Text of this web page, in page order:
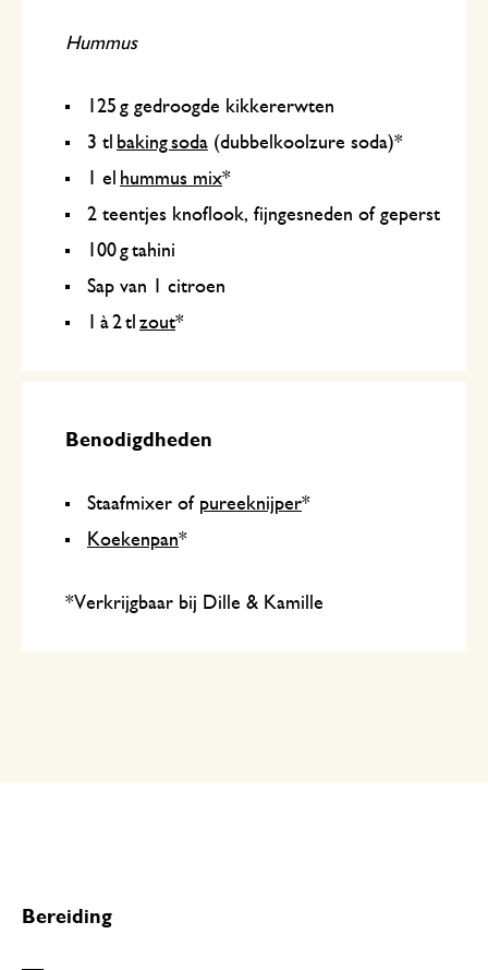
Hummus
125 g gedroogde kikkererwten
3 tl baking soda (dubbelkoolzure soda)*
1 el hummus mix*
2 teentjes knoflook, fijngesneden of geperst
100 g tahini
Sap van 1 citroen
1 à 2 tl zout*
Benodigdheden
Staafmixer of pureeknijper*
Koekenpan*
*Verkrijgbaar bij Dille & Kamille
Bereiding